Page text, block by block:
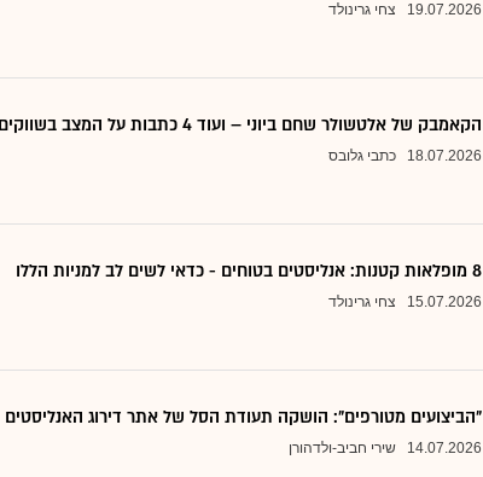
19.07.2026 צחי גרינולד
הקאמבק של אלטשולר שחם ביוני – ועוד 4 כתבות על המצב בשווקים
18.07.2026 כתבי גלובס
8 מופלאות קטנות: אנליסטים בטוחים - כדאי לשים לב למניות הללו
15.07.2026 צחי גרינולד
"הביצועים מטורפים": הושקה תעודת הסל של אתר דירוג האנליסטים
14.07.2026 שירי חביב-ולדהורן